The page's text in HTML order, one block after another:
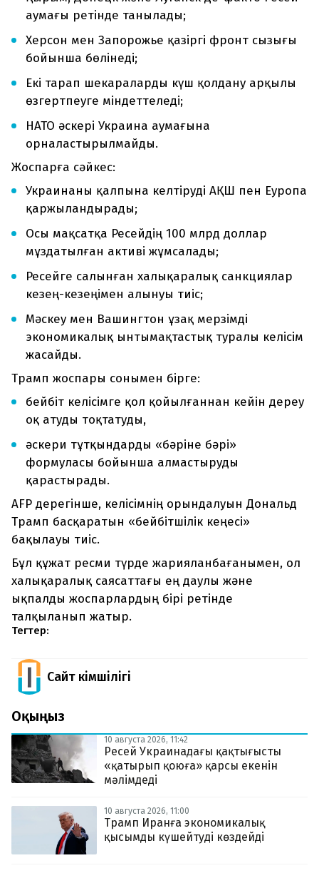
аумағы ретінде танылады;
Херсон мен Запорожье қазіргі фронт сызығы
бойынша бөлінеді;
Екі тарап шекараларды күш қолдану арқылы
өзгертпеуге міндеттеледі;
НАТО әскері Украина аумағына
орналастырылмайды.
Жоспарға сәйкес:
Украинаны қалпына келтіруді АҚШ пен Еуропа
қаржыландырады;
Осы мақсатқа Ресейдің 100 млрд доллар
мұздатылған активі жұмсалады;
Ресейге салынған халықаралық санкциялар
кезең-кезеңімен алынуы тиіс;
Мәскеу мен Вашингтон ұзақ мерзімді
экономикалық ынтымақтастық туралы келісім
жасайды.
Трамп жоспары сонымен бірге:
бейбіт келісімге қол қойылғаннан кейін дереу
оқ атуды тоқтатуды,
әскери тұтқындарды «бәріне бәрі»
формуласы бойынша алмастыруды
қарастырады.
AFP дерегінше, келісімнің орындалуын Дональд
Трамп басқаратын «бейбітшілік кеңесі»
бақылауы тиіс.
Бұл құжат ресми түрде жарияланбағанымен, ол
халықаралық саясаттағы ең даулы және
ықпалды жоспарлардың бірі ретінде
талқыланып жатыр.
Тегтер:
Сайт Әкімшілігі
Оқыңыз
10 августа 2026, 11:42
Ресей Украинадағы қақтығысты
«қатырып қоюға» қарсы екенін
мәлімдеді
10 августа 2026, 11:00
Трамп Иранға экономикалық
қысымды күшейтуді көздейді